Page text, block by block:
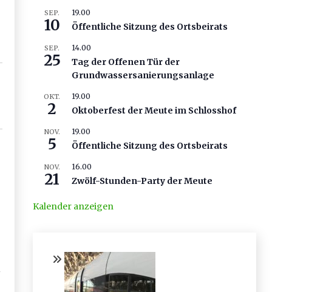
SEP.
10
19.00
Öffentliche Sitzung des Ortsbeirats
SEP.
25
14.00
Tag der Offenen Tür der
Grundwassersanierungsanlage
OKT.
2
19.00
Oktoberfest der Meute im Schlosshof
NOV.
5
19.00
Öffentliche Sitzung des Ortsbeirats
NOV.
21
16.00
Zwölf-Stunden-Party der Meute
Kalender anzeigen